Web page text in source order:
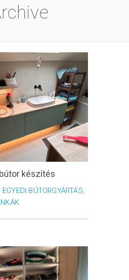
készítés
EGYEDI BÚTORGYÁRTÁS,